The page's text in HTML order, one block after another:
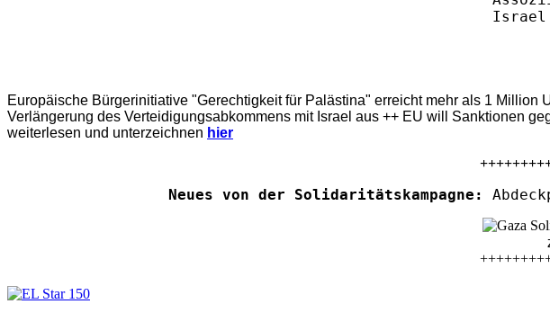
Europäische Bürgerinitiative "Gerechtigkeit für Palästina" erreicht mehr als 1
Verlängerung des Verteidigungsabkommens mit Israel aus ++ EU will Sanktionen
weiterlesen und unterzeichnen hier
Neues von der Solidaritätskampagne: